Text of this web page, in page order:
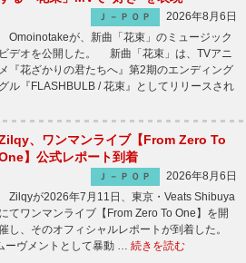
Ｊ－ＰＯＰ
2026年8月6日
Omoinotakeが、新曲「花束」のミュージック
ビデオを公開した。 新曲「花束」は、TVアニ
メ『花ざかりの君たちへ』第2期のエンディング
ル『FLASHBULB / 花束』としてリリースされ
、ワンマンライブ【From Zero To
】公式レポート到着
Ｊ－ＰＯＰ
2026年8月6日
Zilqyが2026年7月11日、東京・Veats Shibuya
にてワンマンライブ【From Zero To One】を開
し、そのオフィシャルレポートが到着した。
ーヴメントとして暴動 … 続きを読む